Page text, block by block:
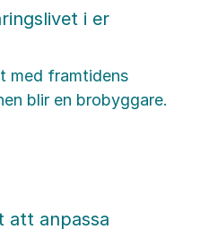
i er
med framtidens
blir en brobyggare.
att anpassa